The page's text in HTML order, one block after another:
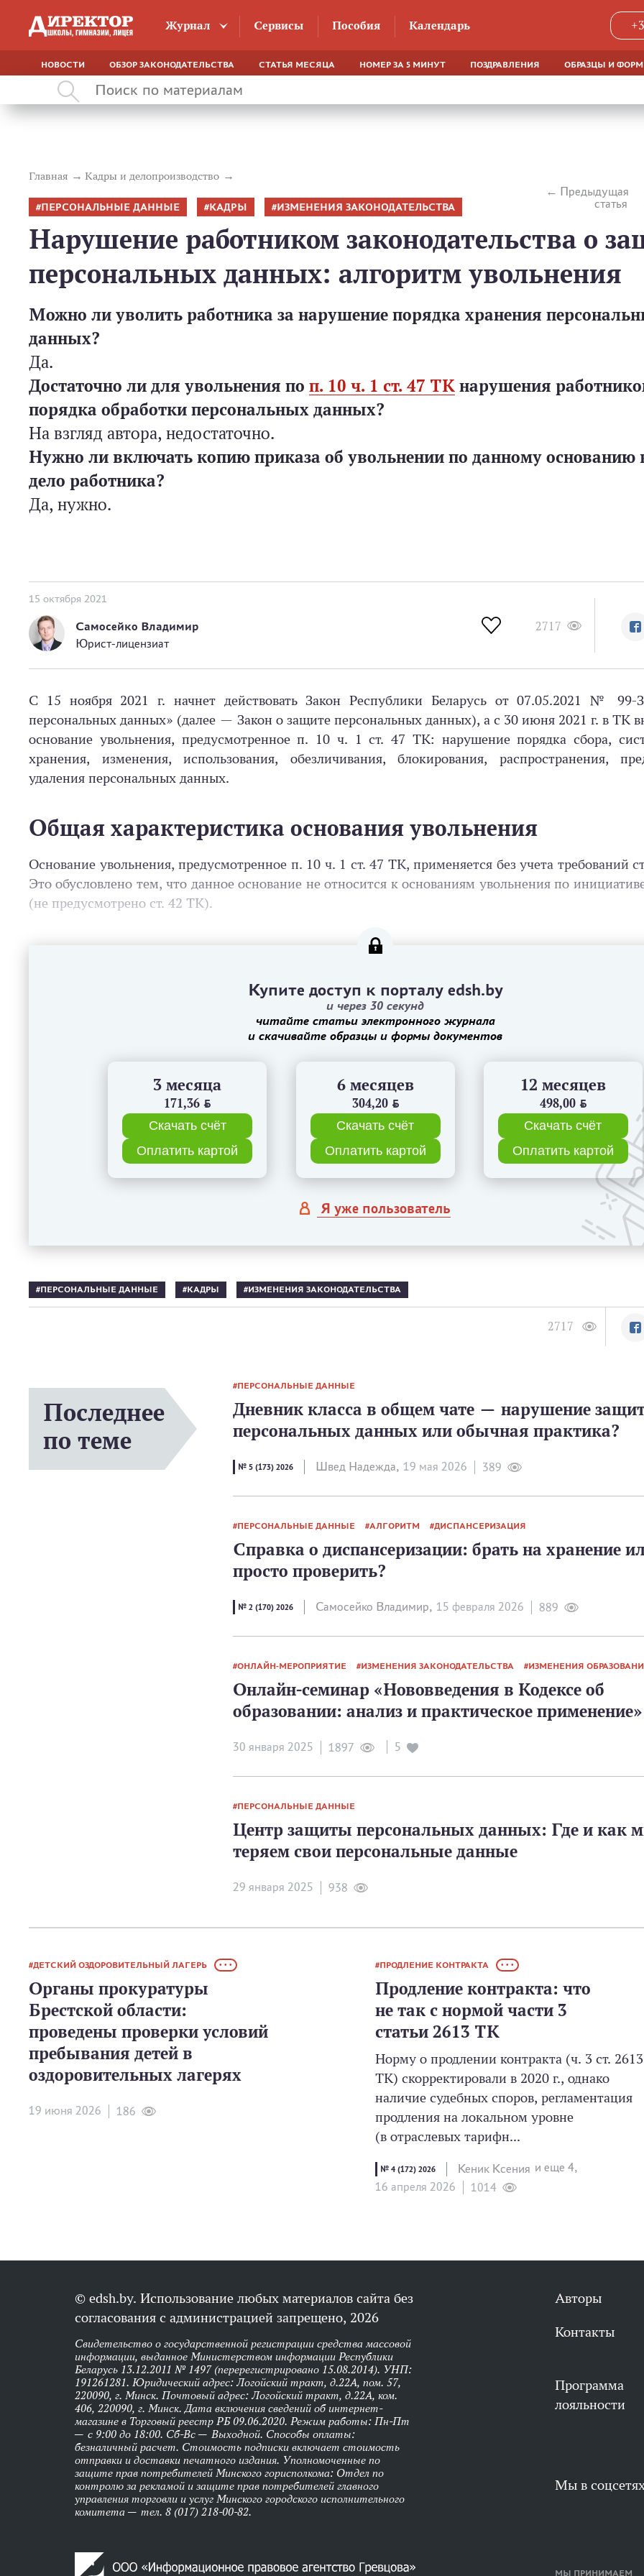
Журнал Сервисы Пособия Календарь
НОВОСТИ ОБЗОР ЗАКОНОДАТЕЛЬСТВА СТАТЬЯ МЕСЯЦА НОМЕР ЗА 5 МИНУТ ПОЗДРАВЛЕНИЯ ОБРАЗЦЫ И
Главная Кадры и делопроизводство
Предыдущая
статья
ПЕРСОНАЛЬНЫЕ ДАННЫЕ КАДРЫ ИЗМЕНЕНИЯ ЗАКОНОДАТЕЛЬСТВА
Нарушение работником законодательства о
персональных данных: алгоритм увольнения
Можно ли уволить работника за нарушение порядка хранения
данных?
Да.
Достаточно ли для увольнения по п. 10 ч. 1 ст. 47 ТК нарушения
порядка обработки персональных данных?
На взгляд автора, недостаточно.
Нужно ли включать копию приказа об увольнении по данному основанию
дело работника?
Да, нужно.
15 октября 2021
Самосейко Владимир
Юрист-лицензиат
2717
С 15 ноября 2021 г. начнет действовать Закон Республики Беларусь от 07.05.2021 №
персональных данных» (далее — Закон о защите персональных данных), а с 30 июня 2021 г. в ТК
основание увольнения, предусмотренное п. 10 ч. 1 ст. 47 ТК: нарушение порядка сбора,
хранения, изменения, использования, обезличивания, блокирования, распространения,
удаления персональных данных.
Общая характеристика основания увольнения
Основание увольнения, предусмотренное п. 10 ч. 1 ст. 47 ТК, применяется без учета требований
Это обусловлено тем, что данное основание не относится к основаниям увольнения по
(не предусмотрено ст. 42 ТК).
Купите доступ к порталу edsh.by
и через 30 секунд
читайте статьи электронного журнала
и скачивайте образцы и формы документов
3 месяца
171,36 BYN
Скачать счёт
Оплатить картой
6 месяцев
304,20 BYN
Скачать счёт
Оплатить картой
12 месяцев
498,00 BYN
Скачать счёт
Оплатить картой
Я уже пользователь
ПЕРСОНАЛЬНЫЕ ДАННЫЕ КАДРЫ ИЗМЕНЕНИЯ ЗАКОНОДАТЕЛЬСТВА
2717
Последнее
по теме
ПЕРСОНАЛЬНЫЕ ДАННЫЕ
Дневник класса в общем чате — нарушение
персональных данных или обычная практика?
№ 5 (173) 2026 Швед Надежда, 19 мая 2026 389
ПЕРСОНАЛЬНЫЕ ДАННЫЕ АЛГОРИТМ ДИСПАНСЕРИЗАЦИЯ
Справка о диспансеризации: брать на хранение
просто проверить?
№ 2 (170) 2026 Самосейко Владимир, 15 февраля 2026 889
ОНЛАЙН-МЕРОПРИЯТИЕ ИЗМЕНЕНИЯ ЗАКОНОДАТЕЛЬСТВА ИЗМЕНЕНИЯ
Онлайн-семинар «Нововведения в Кодексе об
образовании: анализ и практическое применение»
30 января 2025 1897 5
ПЕРСОНАЛЬНЫЕ ДАННЫЕ
Центр защиты персональных данных: Где и как
теряем свои персональные данные
29 января 2025 938
ДЕТСКИЙ ОЗДОРОВИТЕЛЬНЫЙ ЛАГЕРЬ • • •
Органы прокуратуры
Брестской области:
проведены проверки условий
пребывания детей в
оздоровительных лагерях
19 июня 2026 186
ПРОДЛЕНИЕ КОНТРАКТА • • •
Продление контракта: что
не так с нормой части 3
статьи 2613 ТК
Норму о продлении контракта (ч. 3 ст. 2613
ТК) скорректировали в 2020 г., однако
наличие судебных споров, регламентация
продления на локальном уровне
(в отраслевых тарифн...
№ 4 (172) 2026 Кеник Ксения и еще 4,
16 апреля 2026
1014
© edsh.by. Использование любых материалов сайта без
согласования с администрацией запрещено, 2026
Свидетельство о государственной регистрации средства массовой
информации, выданное Министерством информации Республики
Беларусь 13.12.2011 № 1497 (перерегистрировано 15.08.2014). УНП:
191261281. Юридический адрес: Логойский тракт, д.22А, пом. 57,
220090, г. Минск. Почтовый адрес: Логойский тракт, д.22А, ком.
406, 220090, г. Минск. Дата включения сведений об интернет-
магазине в Торговый реестр РБ 09.06.2020. Режим работы: Пн-Пт
— с 9:00 до 18:00. Сб-Вс — Выходной. Способы оплаты:
безналичный расчет. Стоимость подписки включает стоимость
отправки и доставки печатного издания. Уполномоченные по
защите прав потребителей Минского горисполкома: Отдел по
контролю за рекламой и защите прав потребителей главного
управления торговли и услуг Минского городского исполнительного
комитета — тел. 8 (017) 218-00-82.
Авторы
Контакты
Программа
лояльности
Мы в
МЫ ПРИНИМАЕМ